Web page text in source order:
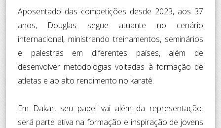
Aposentado das competições desde 2023, aos 37
anos, Douglas segue atuante no cenário
internacional, ministrando treinamentos, seminários
e palestras em diferentes países, além de
desenvolver metodologias voltadas à formação de
atletas e ao alto rendimento no karatê.
Em Dakar, seu papel vai além da representação:
será parte ativa na formação e inspiração de jovens